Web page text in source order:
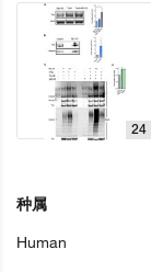
24
种属
Human